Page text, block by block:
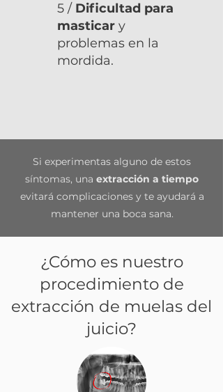
5 / Dificultad para
masticar y
problemas en la
mordida.
Si experimentas alguno de estos
síntomas, una extracción a tiempo
evitará complicaciones y te ayudará a
mantener una boca sana.
¿Cómo es nuestro
procedimiento de
extracción de muelas del
juicio?